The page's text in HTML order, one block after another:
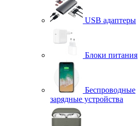
USB адаптеры
Блоки питания
Беспроводные
зарядные устройства